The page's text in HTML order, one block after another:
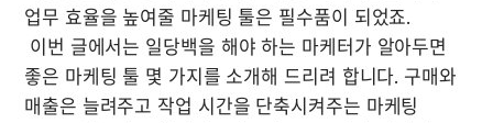
업무 효율을 높여줄 마케팅 툴은 필수품이 되었죠.
좋은 마케팅 툴 몇 가지를 소개해 드리려 합니다. 구매와
매출은 늘려주고 작업 시간을 단축시켜주는 마케팅